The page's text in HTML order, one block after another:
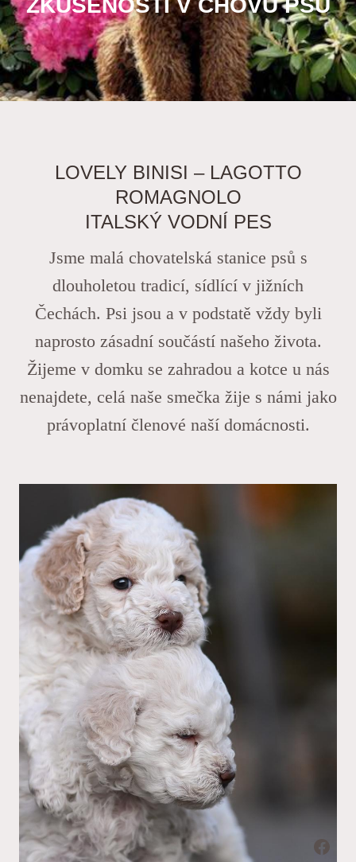
ZKUŠENOSTÍ V CHOVU PSŮ
LOVELY BINISI – LAGOTTO
ROMAGNOLO
ITALSKÝ VODNÍ PES
Jsme malá chovatelská stanice psů s
dlouholetou tradicí, sídlící v jižních
Čechách. Psi jsou a v podstatě vždy byli
naprosto zásadní součástí našeho života.
Žijeme v domku se zahradou a kotce u nás
nenajdete, celá naše smečka žije s námi jako
právoplatní členové naší domácnosti.
Facebook